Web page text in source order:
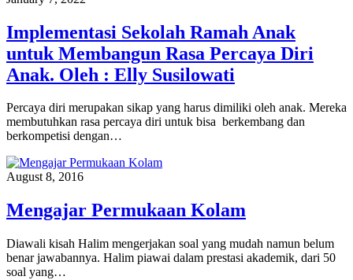
Implementasi Sekolah Ramah Anak
untuk Membangun Rasa Percaya Diri
Anak. Oleh : Elly Susilowati
Percaya diri merupakan sikap yang harus dimiliki oleh anak. Mereka
membutuhkan rasa percaya diri untuk bisa berkembang dan
berkompetisi dengan…
August 8, 2016
Mengajar Permukaan Kolam
Diawali kisah Halim mengerjakan soal yang mudah namun belum
benar jawabannya. Halim piawai dalam prestasi akademik, dari 50
soal yang…